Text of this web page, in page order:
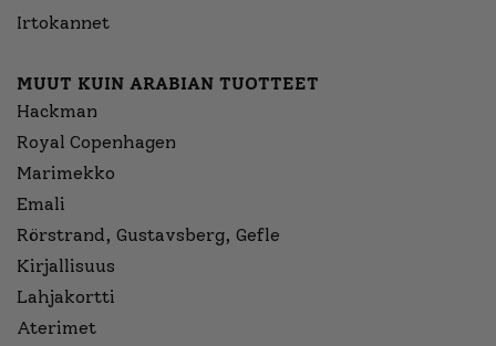
Irtokannet
MUUT KUIN ARABIAN TUOTTEET
Hackman
Royal Copenhagen
Marimekko
Emali
Rörstrand, Gustavsberg, Gefle
Kirjallisuus
Lahjakortti
Aterimet